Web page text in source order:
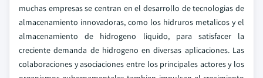
muchas empresas se centran en el desarrollo de tecnologias de
almacenamiento innovadoras, como los hidruros metalicos y el
almacenamiento de hidrogeno liquido, para satisfacer la
creciente demanda de hidrogeno en diversas aplicaciones. Las
colaboraciones y asociaciones entre los principales actores y los